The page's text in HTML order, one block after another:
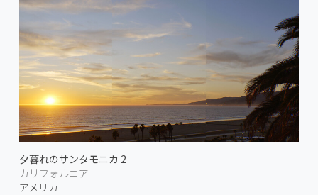
夕暮れのサンタモニカ 2
カリフォルニア
アメリカ